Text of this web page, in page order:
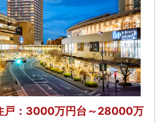
戸：3000万円台～28000万